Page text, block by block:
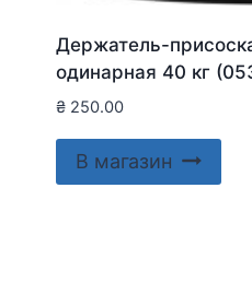
Держатель-
одинарная 40 кг
₴ 250.00
В магазин